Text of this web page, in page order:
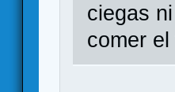
ciegas
comer el